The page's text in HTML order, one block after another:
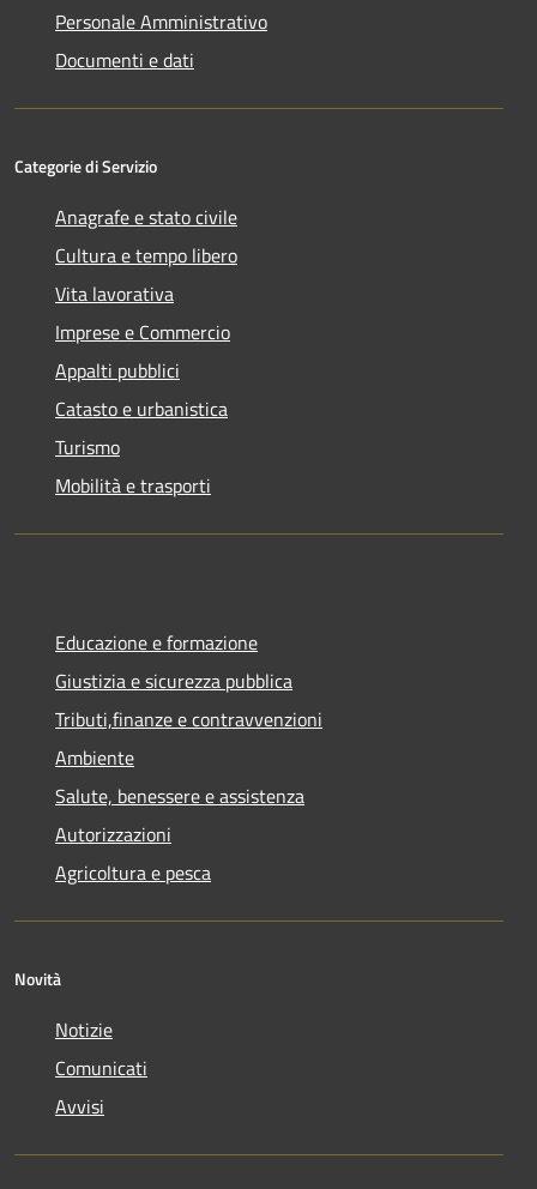
Personale Amministrativo
Documenti e dati
Categorie di Servizio
Anagrafe e stato civile
Cultura e tempo libero
Vita lavorativa
Imprese e Commercio
Appalti pubblici
Catasto e urbanistica
Turismo
Mobilità e trasporti
Educazione e formazione
Giustizia e sicurezza pubblica
Tributi,finanze e contravvenzioni
Ambiente
Salute, benessere e assistenza
Autorizzazioni
Agricoltura e pesca
Novità
Notizie
Comunicati
Avvisi